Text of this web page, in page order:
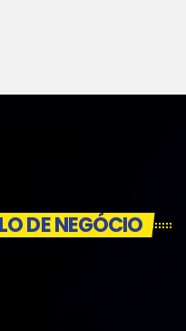
DE NEGÓCIO